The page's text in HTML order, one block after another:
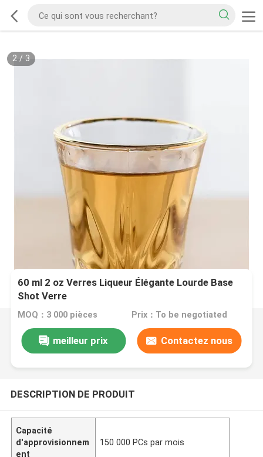
2/ 3
60 ml 2 oz Verres Liqueur Élégante Lourde Base
Shot Verre
MOQ：3 000 pièces Prix：To be negotiated
meilleur prix Contactez nous
DESCRIPTION DE PRODUIT
Capacité
d'approvisionnem
ent
150 000 PCs par mois